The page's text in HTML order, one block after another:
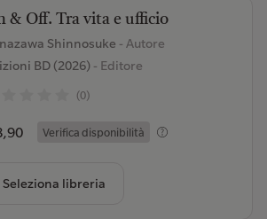
& Off. Tra vita e ufficio
Shinnosuke - Autore
BD (2026)- Editore
(0)
Verifica disponibilità
Seleziona libreria